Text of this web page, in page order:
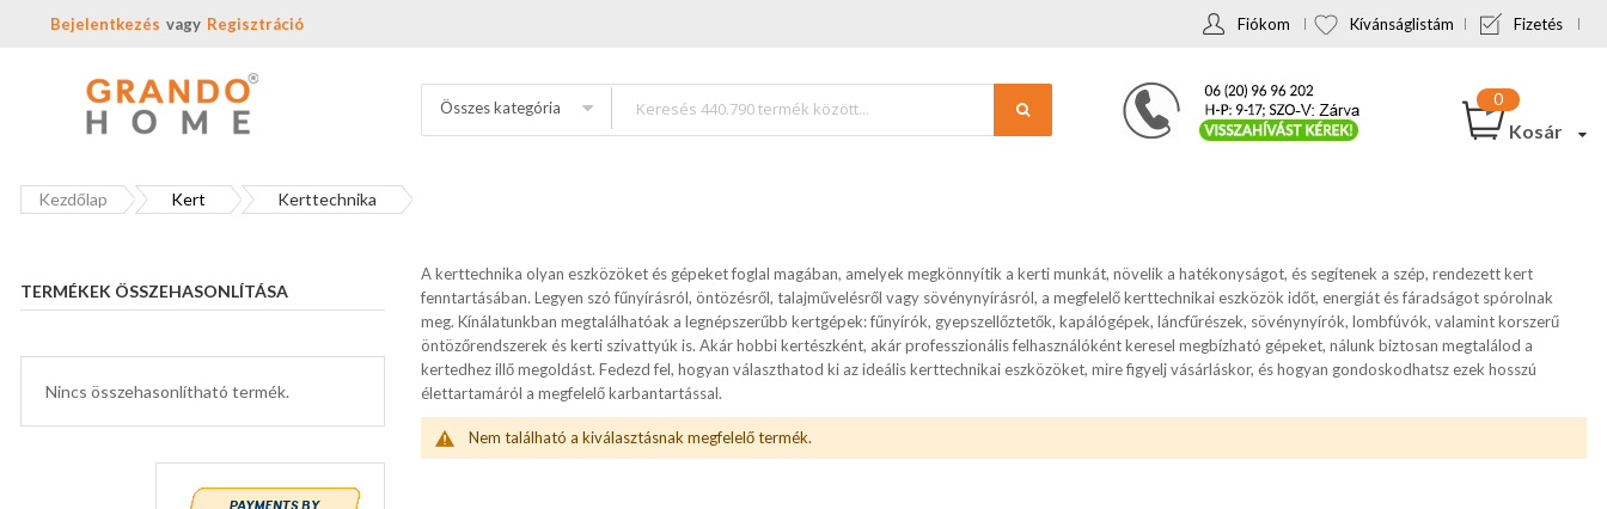
Bejelentkezés Regisztráció Fiókom Kívánságlistám Fizetés
Összes kategória
Kosár
Kezdőlap Kert Kerttechnika
A kerttechnika olyan eszközöket és gépeket foglal magában, amelyek megkönnyítik a kerti munkát, növelik a hatékonyságot, és segítenek a szép, rendezett kert
fenntartásában. Legyen szó fűnyírásról, öntözésről, talajművelésről vagy sövénynyírásról, a megfelelő kerttechnikai eszközök időt, energiát és fáradságot spórolnak
meg. Kínálatunkban megtalálhatóak a legnépszerűbb kertgépek: fűnyírók, gyepszellőztetők, kapálógépek, láncfűrészek, sövénynyírók, lombfúvók, valamint korszerű
öntözőrendszerek és kerti szivattyúk is. Akár hobbi kertészként, akár professzionális felhasználóként keresel megbízható gépeket, nálunk biztosan megtalálod a
kertedhez illő megoldást. Fedezd fel, hogyan választhatod ki az ideális kerttechnikai eszközöket, mire figyelj vásárláskor, és hogyan gondoskodhatsz ezek hosszú
élettartamáról a megfelelő karbantartással.
Nem található a kiválasztásnak megfelelő termék.
TERMÉKEK ÖSSZEHASONLÍTÁSA
Nincs összehasonlítható termék.